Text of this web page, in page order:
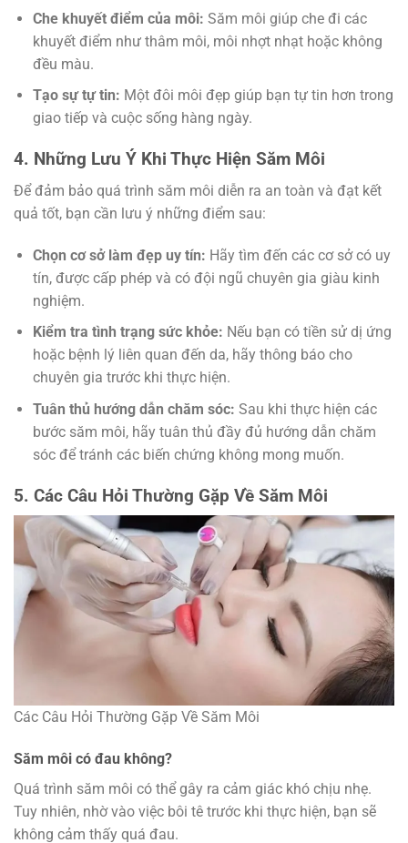
Che khuyết điểm của môi: Săm môi giúp che đi các
khuyết điểm như thâm môi, môi nhợt nhạt hoặc không
đều màu.
Tạo sự tự tin: Một đôi môi đẹp giúp bạn tự tin hơn trong
giao tiếp và cuộc sống hàng ngày.
4. Những Lưu Ý Khi Thực Hiện Săm Môi
Để đảm bảo quá trình săm môi diễn ra an toàn và đạt kết
quả tốt, bạn cần lưu ý những điểm sau:
Chọn cơ sở làm đẹp uy tín: Hãy tìm đến các cơ sở có uy
tín, được cấp phép và có đội ngũ chuyên gia giàu kinh
nghiệm.
Kiểm tra tình trạng sức khỏe: Nếu bạn có tiền sử dị ứng
hoặc bệnh lý liên quan đến da, hãy thông báo cho
chuyên gia trước khi thực hiện.
Tuân thủ hướng dẫn chăm sóc: Sau khi thực hiện các
bước săm môi, hãy tuân thủ đầy đủ hướng dẫn chăm
sóc để tránh các biến chứng không mong muốn.
5. Các Câu Hỏi Thường Gặp Về Săm Môi
Các Câu Hỏi Thường Gặp Về Săm Môi
Săm môi có đau không?
Quá trình săm môi có thể gây ra cảm giác khó chịu nhẹ.
Tuy nhiên, nhờ vào việc bôi tê trước khi thực hiện, bạn sẽ
không cảm thấy quá đau.